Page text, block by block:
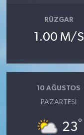
RÜZGAR
1.00 M/S
10 AĞUSTOS
PAZARTESI
23°